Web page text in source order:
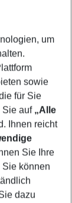
um
sowie
für Sie
Sie auf „Alle
Ihnen reicht
Sie Ihre
können
dazu